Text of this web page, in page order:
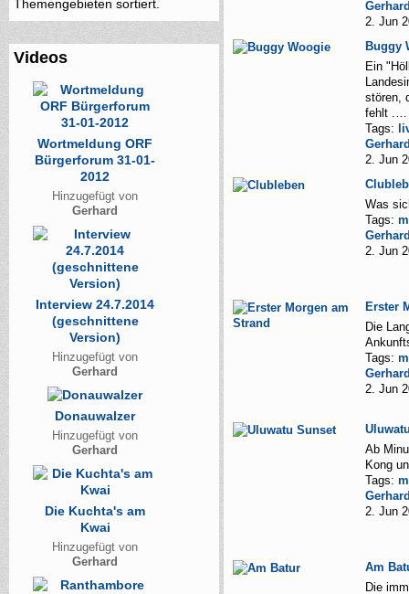
Themengebieten sortiert.
Videos
Wortmeldung ORF
Bürgerforum 31-01-
2012
Hinzugefügt von
Gerhard
Interview 24.7.2014
(geschnittene
Version)
Hinzugefügt von
Gerhard
Donauwalzer
Hinzugefügt von
Gerhard
Die Kuchta's am
Kwai
Hinzugefügt von
Gerhard
2. Jun
Buggy
Ein
stören,
fehlt .…
Tags:
2. Jun
Was
Tags:
2. Jun
Erster
Die
Tags:
2. Jun
Ab
Kong
Tags:
2. Jun
Am
Die